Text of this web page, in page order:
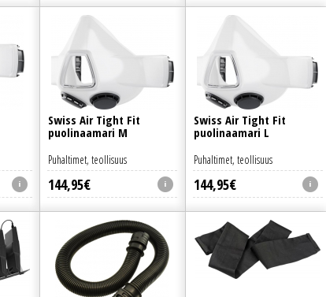
Swiss Air Tight Fit
puolinaamari M
144,95€
Puhaltimet, teollisuus
Swiss Air Tight Fit
puolinaamari L
144,95€
Puhaltimet, teollisuus